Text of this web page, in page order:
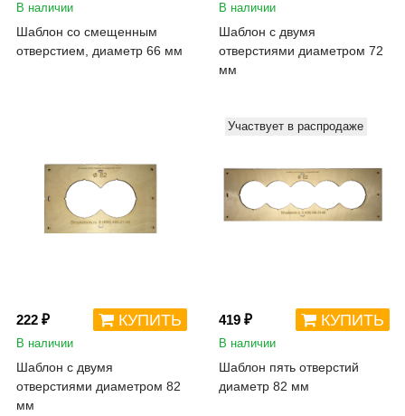
В наличии
Шаблон со смещенным
отверстием, диаметр 66 мм
В наличии
Шаблон с двумя
отверстиями диаметром 72
мм
222 ₽ КУПИТЬ
В наличии
Шаблон с двумя
отверстиями диаметром 82
мм
Участвует в распродаже
419 ₽ КУПИТЬ
В наличии
Шаблон пять отверстий
диаметр 82 мм